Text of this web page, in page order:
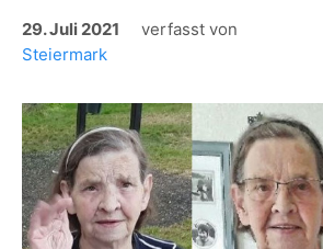
29. Juli 2021
verfasst von
Steiermark